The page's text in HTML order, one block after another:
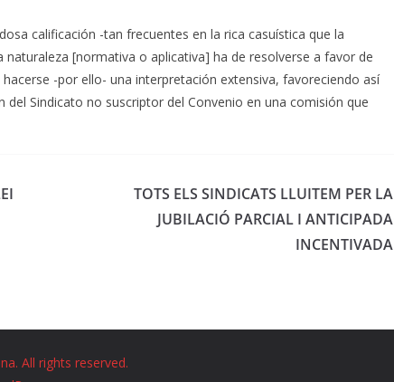
calificación -tan frecuentes en la rica casuística que la
[normativa o aplicativa] ha de resolverse a favor de
-por ello- una interpretación extensiva, favoreciendo así
del Sindicato no suscriptor del Convenio en una comisión que
TOTS ELS SINDICATS LLUITEM PER LA
JUBILACIÓ PARCIAL I ANTICIPADA
INCENTIVADA
. All rights reserved.